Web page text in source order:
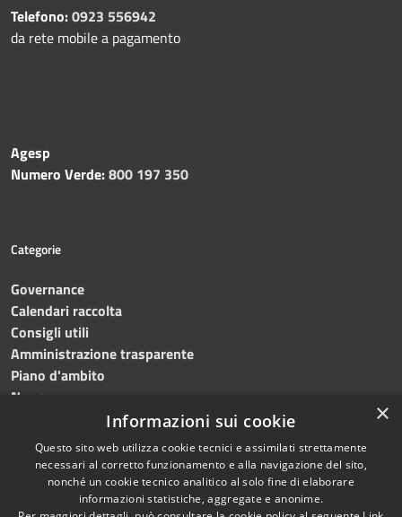
Telefono:0923 556942
da rete mobile a pagamento
Agesp
Numero Verde:800 197 350
Categorie
Governance
Calendari raccolta
Consigli utili
Amministrazione trasparente
Piano d'ambito
News
Copyright © 2023 •
×
Informazioni sui cookie
Questo sito web utilizza cookie tecnici e assimilati strettamente
necessari al corretto funzionamento e alla navigazione del sito,
nonché un cookie tecnico analitico al solo fine di elaborare
informazioni statistiche, aggregate e anonime.